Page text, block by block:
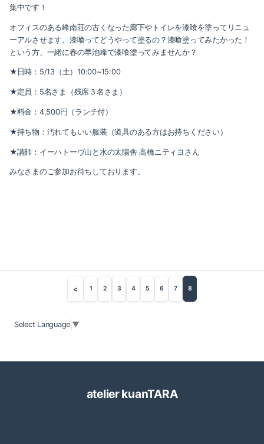
集中です！
オフィスのある峰南荘の古くなった廊下やトイレを漆喰を塗ってリニュ
ーアルさせます。漆喰ってどうやって塗るの？漆喰塗ってみたかった！
という方、一緒に春の早池峰で漆喰塗ってみませんか？
★日時：5/13（土）10:00~15:00
★定員：5名さま（残席３名さま）
★料金：4,500円（ランチ付）
★持ち物：汚れてもいい服装（道具のある方はお持ちください）
★講師：イーハトーヴ山と水の太陽舎 高橋ニティヨさん
みなさまのご参加お待ちしております。
< 1 2 3 4 5 6 7 8
Select Language ▼
atelier kuanTARA